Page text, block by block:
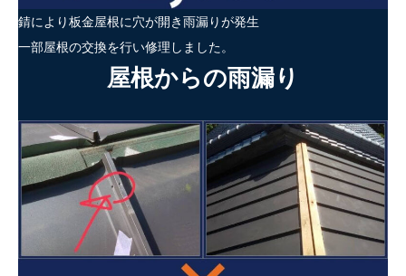
錆により板金屋根に穴が開き雨漏りが発生
一部屋根の交換を行い修理しました。
屋根からの雨漏り